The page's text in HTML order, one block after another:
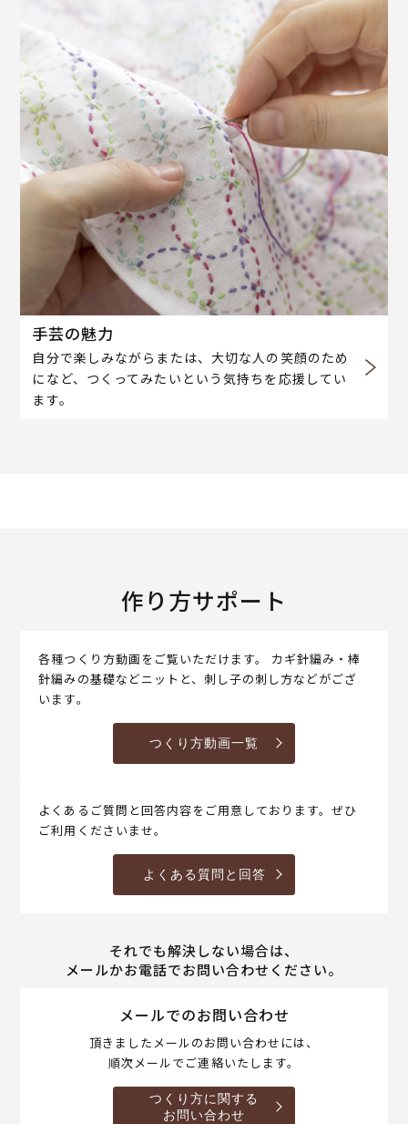
手芸の魅力
自分で楽しみながらまたは、大切な人の笑顔のため
になど、つくってみたいという気持ちを応援してい
ます。
作り方サポート
各種つくり方動画をご覧いただけます。 カギ針編み・棒
針編みの基礎などニットと、刺し子の刺し方などがござ
います。
つくり方動画一覧
よくあるご質問と回答内容をご用意しております。ぜひ
ご利用くださいませ。
よくある質問と回答
それでも解決しない場合は、
メールかお電話でお問い合わせください。
メールでのお問い合わせ
頂きましたメールのお問い合わせには、
順次メールでご連絡いたします。
つくり方に関する
お問い合わせ